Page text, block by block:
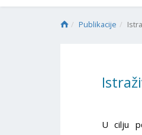
Publikacije
U cilju